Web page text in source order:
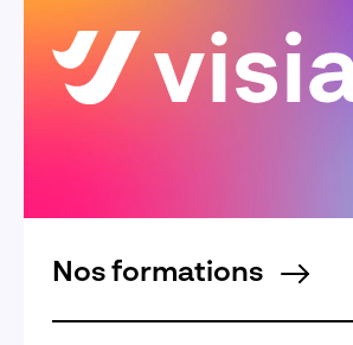
Nos formations